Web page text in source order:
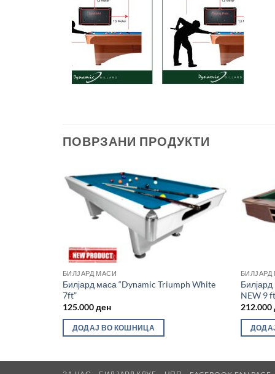
ПОВРЗАНИ ПРОДУКТИ
Во
желботека
БИЛЈАРД МАСИ
Билјард маса “Dynamic Triumph White
7ft”
125.000ден
ДОДАЈ ВО КОШНИЦА
NEW 9
212.000